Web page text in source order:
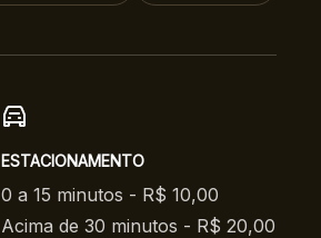
ESTACIONAMENTO
0 a 15 minutos - R$ 10,00
Acima de 30 minutos - R$ 20,00